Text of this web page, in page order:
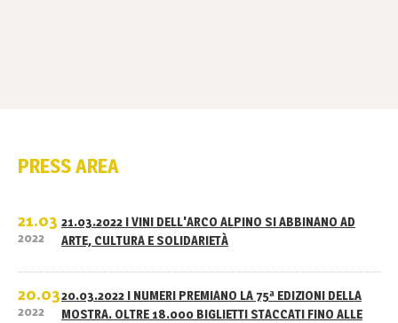
PRESS AREA
21.03
2022
21.03.2022 I VINI DELL'ARCO ALPINO SI ABBINANO AD
ARTE, CULTURA E SOLIDARIETÀ
20.03
2022
20.03.2022 I NUMERI PREMIANO LA 75ª EDIZIONI DELLA
MOSTRA. OLTRE 18.000 BIGLIETTI STACCATI FINO ALLE